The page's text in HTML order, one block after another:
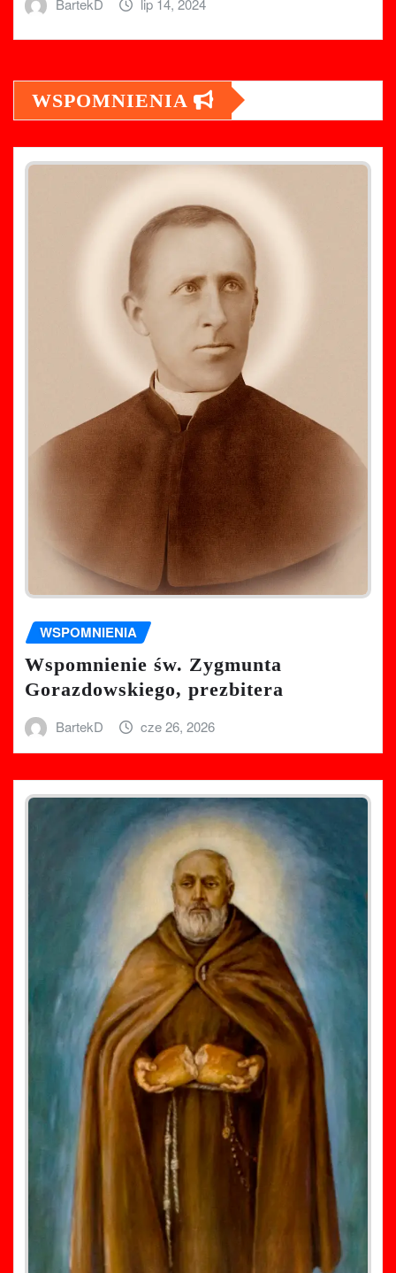
BartekD lip 14, 2024
WSPOMNIENIA
WSPOMNIENIA
Wspomnienie św. Zygmunta
Gorazdowskiego, prezbitera
BartekD cze 26, 2026